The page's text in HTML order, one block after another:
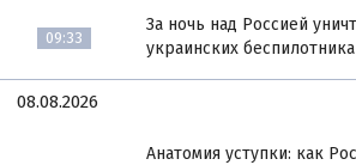
09:33
За ночь над Россией
украинских беспилотника
08.08.2026
Анатомия уступки: как